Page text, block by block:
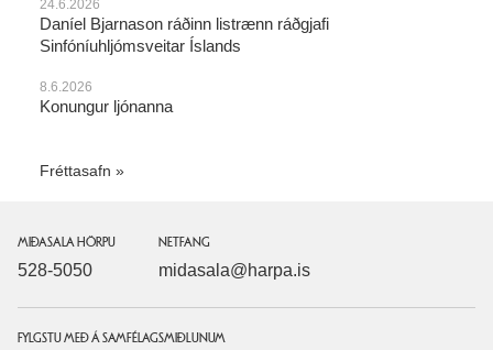
24.6.2026
Daníel Bjarnason ráðinn listrænn ráðgjafi
Sinfóníuhljómsveitar Íslands
8.6.2026
Konungur ljónanna
Fréttasafn
MIÐASALA HÖRPU
528-5050
NETFANG
midasala@harpa.is
FYLGSTU MEÐ Á SAMFÉLAGSMIÐLUNUM